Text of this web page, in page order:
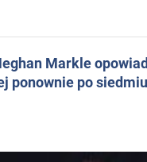
Markle
ponownie po